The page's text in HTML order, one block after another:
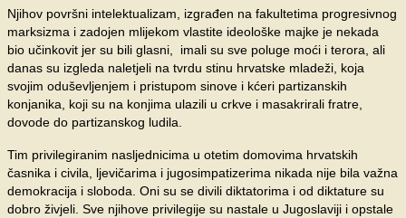
Njihov površni intelektualizam, izgrađen na fakultetima progresivnog
marksizma i zadojen mlijekom vlastite ideološke majke je nekada
bio učinkovit jer su bili glasni, imali su sve poluge moći i terora, ali
danas su izgleda naletjeli na tvrdu stinu hrvatske mladeži, koja
svojim oduševljenjem i pristupom sinove i kćeri partizanskih
konjanika, koji su na konjima ulazili u crkve i masakrirali fratre,
dovode do partizanskog ludila.
Tim privilegiranim nasljednicima u otetim domovima hrvatskih
časnika i civila, ljevičarima i jugosimpatizerima nikada nije bila važna
demokracija i sloboda. Oni su se divili diktatorima i od diktature su
dobro živjeli. Sve njihove privilegije su nastale u Jugoslaviji i opstale